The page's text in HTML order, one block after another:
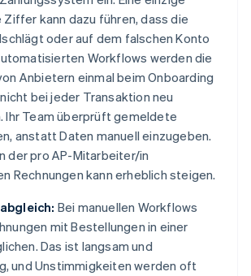
kann dazu führen, dass die
oder auf dem falschen Konto
Workflows werden die
Anbietern einmal beim Onboarding
bei jeder Transaktion neu
Ihr Team überprüft gemeldete
anstatt Daten manuell einzugeben.
der pro AP-Mitarbeiter/in
Rechnungen kann erheblich steigen.
Bei manuellen Workflows
mit Bestellungen in einer
Das ist langsam und
und Unstimmigkeiten werden oft